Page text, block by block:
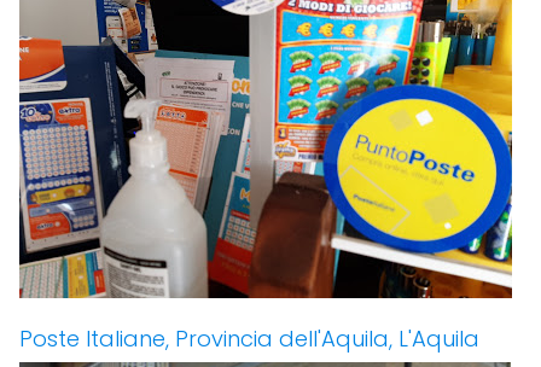
Poste Italiane, Provincia dell'Aquila, L'Aquila